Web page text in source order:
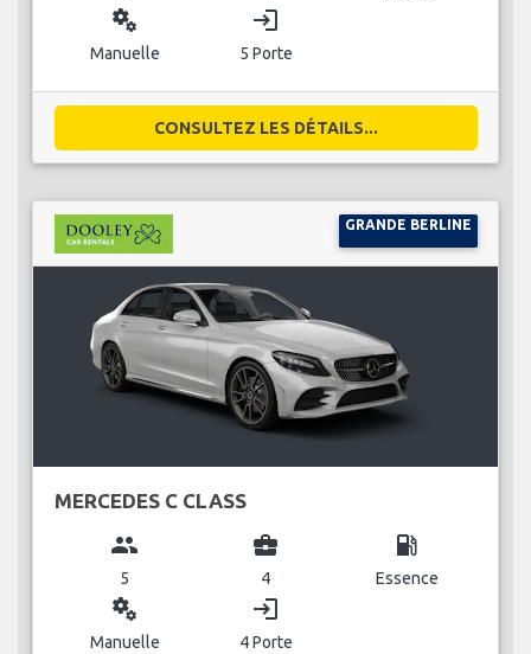
miscellaneous_services
Manuelle
login
5 Porte
CONSULTEZ LES DÉTAILS...
GRANDE BERLINE
MERCEDES C CLASS
group
5
business_center
4
local_gas_station
Essence
miscellaneous_services
Manuelle
login
4 Porte